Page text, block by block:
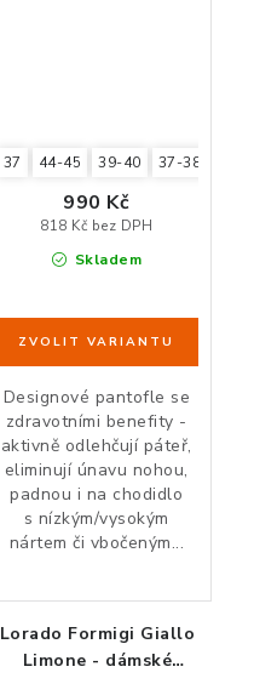
37 44-45 39-40 37-38
Skladem
818 Kč bez DPH
990 Kč
Designové pantofle se
zdravotními benefity -
aktivně odlehčují páteř,
eliminují únavu nohou,
padnou i na chodidlo
s nízkým/vysokým
nártem či vbočeným...
Lorado Formigi Giallo
Limone - dámské